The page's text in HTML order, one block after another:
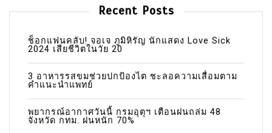
Recent Posts
ช็อกแฟนคลับ! จอเจ ภูมิหิรัญ นักแสดง Love Sick
2024 เสียชีวิตในวัย 20
3 อาหารรสขมช่วยปกป้องไต ชะลอความเสื่อมตาม
คำแนะนำแพทย์
พยากรณ์อากาศวันนี้ กรมอุตุฯ เตือนฝนถล่ม 48
จังหวัด กทม. ฝนหนัก 70%